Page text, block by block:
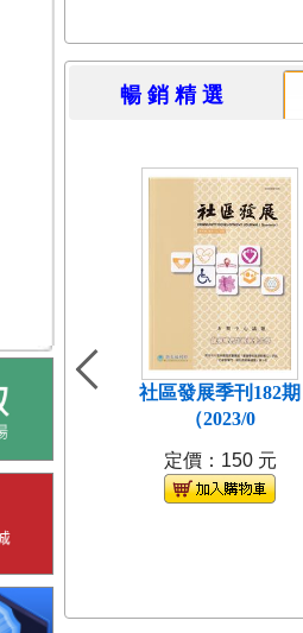
暢 銷 精 選
社區發展季刊182期
（2023/0
定價：150 元